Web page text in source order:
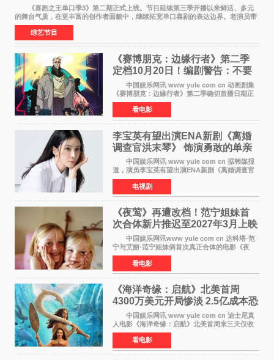
《喜剧之王单口季3》第二期正式上线。节目延续第三季开播以来鲜活、多元
的舞台气质，在更丰富的创作者面貌中，继续拓宽单口喜剧的表达边界。老演员带
着更加成熟的文本与舞台掌控回归，新面孔则
综艺节目
《赛博朋克：边缘行者》第二季
定档10月20日！编剧警告：不要
对角色投入太深
中国娱乐网讯 www yule com cn 动画剧集
《赛博朋克：边缘行者》第二季确切首播日期正
式敲定——将于10月20日在Netflix全球上线。此
前，Netflix韩国官方账号曾短暂出现这一日期信
息，随后迅
看电影
李宝英有望出演ENA新剧《离婚
调查官洪末琴》 饰演勇敢的单亲
妈妈家事调查官
中国娱乐网讯 www yule com cn 据韩媒报
道，演员李宝英有望出演ENA新剧《离婚调查官
洪末琴》女主角，引发观众期待。 李宝英在
剧中饰演家庭法院家事调查官洪末琴一角——即
使在极限状况
电视剧
《夜莺》再遭改档！范宁姐妹首
次合体新片推迟至2027年3月上映
中国娱乐网讯www yule com cn 达科塔·范
宁与艾丽·范宁姐妹俩首次真正合体的电影《夜
莺》再度改档，从原定的2027年2月12日推迟至
同年3月19日北美上映，片方希望借此利用春假档
期争取更多年轻
看电影
《海洋奇缘：启航》北美首周
4300万美元开局惨淡 2.5亿成本恐
巨亏1亿
中国娱乐网讯 www yule com cn 迪士尼真
人电影《海洋奇缘：启航》北美首周末三天仅收
4300万美元（开画3827馆），中国内地首周票房
仅840万元人民币，全球开画票房约9500万美
元，远低于业内
看电影